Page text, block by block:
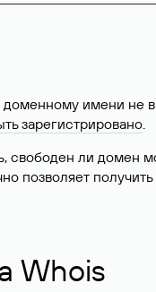
имени не
зарегистрировано.
свободен ли домен
позволяет
Whois